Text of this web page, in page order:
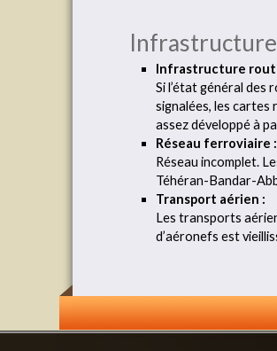
Infrastructure
Si l’état général des
signalées, les
assez développé à
Réseau ferroviaire :
Réseau incomplet.
Téhéran-Bandar-
Transport aérien :
Les transports
d’aéronefs est